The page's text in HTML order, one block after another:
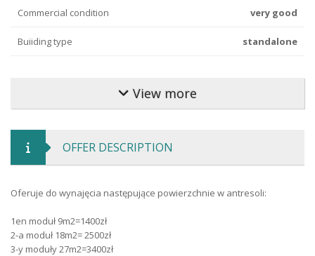
Commercial condition very good
Buiiding type standalone
Road type
Rent type
Parking type
View more
OFFER DESCRIPTION
Oferuje do wynajęcia następujące powierzchnie w antresoli:
1en moduł 9m2=1400zł
2-a moduł 18m2= 2500zł
3-y moduły 27m2=3400zł